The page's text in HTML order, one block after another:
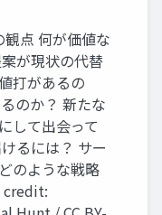
点 何が価値な
が現状の代替
打があるの
のか？ 新たな
して出会って
るには？ サー
のような戦略
credit: